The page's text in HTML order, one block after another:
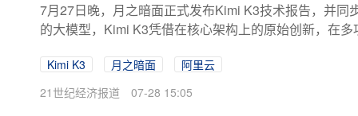
7月27日晚，月之暗面正式发布Kimi K3技术报告，并
的大模型，Kimi K3凭借在核心架构上的原始创新，在
Kimi K3 月之暗面
阿里云
21世纪经济报道
07-28 15:05